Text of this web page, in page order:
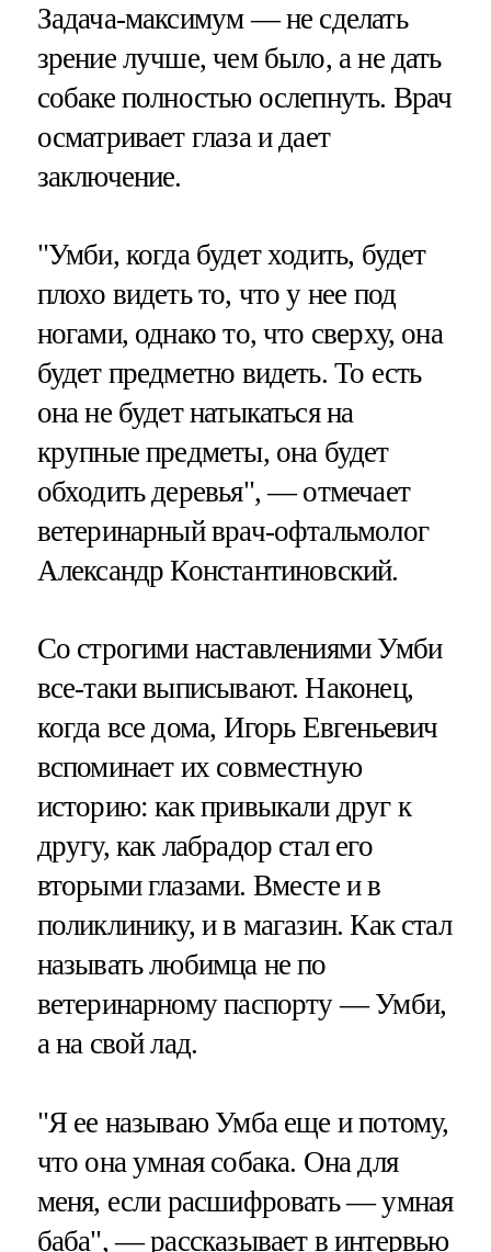
Задача-максимум — не сделать
зрение лучше, чем было, а не дать
собаке полностью ослепнуть. Врач
осматривает глаза и дает
заключение.
"Умби, когда будет ходить, будет
плохо видеть то, что у нее под
ногами, однако то, что сверху, она
будет предметно видеть. То есть
она не будет натыкаться на
крупные предметы, она будет
обходить деревья", — отмечает
ветеринарный врач-офтальмолог
Александр Константиновский.
Со строгими наставлениями Умби
все-таки выписывают. Наконец,
когда все дома, Игорь Евгеньевич
вспоминает их совместную
историю: как привыкали друг к
другу, как лабрадор стал его
вторыми глазами. Вместе и в
поликлинику, и в магазин. Как стал
называть любимца не по
ветеринарному паспорту — Умби,
а на свой лад.
"Я ее называю Умба еще и потому,
что она умная собака. Она для
меня, если расшифровать — умная
баба", — рассказывает в интервью